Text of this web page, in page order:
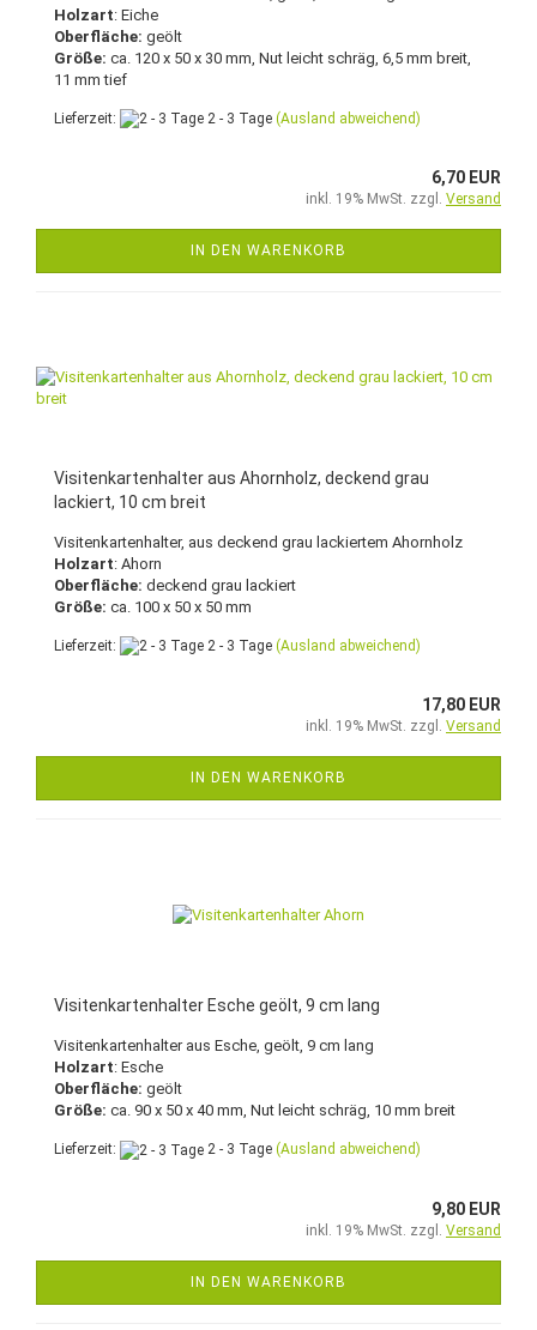
Holzart: Eiche
Oberfläche: geölt
Größe: ca. 120 x 50 x 30 mm, Nut leicht schräg, 6,5 mm breit,
11 mm tief
Lieferzeit: 2 - 3 Tage (Ausland abweichend)
6,70 EUR
inkl. 19% MwSt. zzgl. Versand
IN DEN WARENKORB
Visitenkartenhalter aus Ahornholz, deckend grau
lackiert, 10 cm breit
Visitenkartenhalter, aus deckend grau lackiertem Ahornholz
Holzart: Ahorn
Oberfläche: deckend grau lackiert
Größe: ca. 100 x 50 x 50 mm
Lieferzeit: 2 - 3 Tage (Ausland abweichend)
17,80 EUR
inkl. 19% MwSt. zzgl. Versand
IN DEN WARENKORB
Visitenkartenhalter Esche geölt, 9 cm lang
Visitenkartenhalter aus Esche, geölt, 9 cm lang
Holzart: Esche
Oberfläche: geölt
Größe: ca. 90 x 50 x 40 mm, Nut leicht schräg, 10 mm breit
Lieferzeit: 2 - 3 Tage (Ausland abweichend)
9,80 EUR
inkl. 19% MwSt. zzgl. Versand
IN DEN WARENKORB